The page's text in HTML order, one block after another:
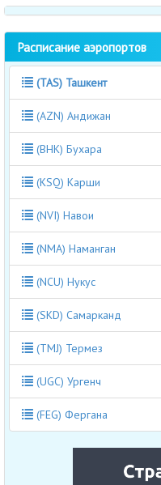
Расписание аэропортов
(TAS) Ташкент
(AZN) Андижан
(BHK) Бухара
(KSQ) Карши
(NVI) Навои
(NMA) Наманган
(NCU) Нукус
(SKD) Самарканд
(TMJ) Термез
(UGC) Ургенч
(FEG) Фергана